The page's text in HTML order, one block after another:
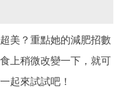
美？重點她的減肥招數
上稍微改變一下，就可
起來試試吧！